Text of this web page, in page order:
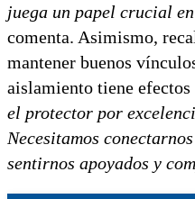
juega un papel crucial
comenta. Asimismo,
mantener buenos
aislamiento tiene efectos
el protector por
Necesitamos
sentirnos apoyados y